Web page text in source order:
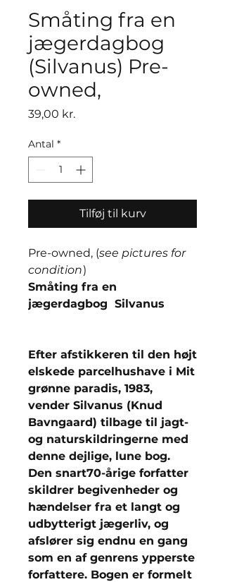
Småting fra en
jægerdagbog
(Silvanus) Pre-
owned,
39,00 kr.Pris
Antal *
Tilføj til kurv
Pre-owned, (see pictures for
condition)
Småting fra en
jægerdagbog Silvanus
Efter afstikkeren til den højt
elskede parcelhushave i Mit
grønne paradis, 1983,
vender Silvanus (Knud
Bavngaard) tilbage til jagt-
og naturskildringerne med
denne dejlige, lune bog.
Den snart70-årige forfatter
skildrer begivenheder og
hændelser fra et langt og
udbytterigt jægerliv, og
afslører sig endnu en gang
som en af genrens ypperste
forfattere. Bogen er formelt